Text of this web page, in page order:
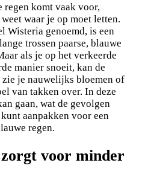
regen komt vaak voor,
waar je op moet letten.
Wisteria genoemd, is een
trossen paarse, blauwe
als je op het verkeerde
manier snoeit, kan de
je nauwelijks bloemen of
van takken over. In deze
gaan, wat de gevolgen
aanpakken voor een
regen.
voor minder